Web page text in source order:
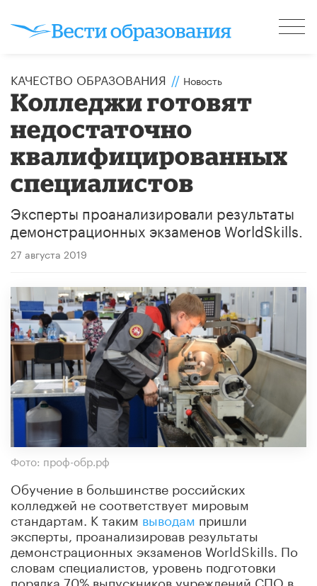
КАЧЕСТВО ОБРАЗОВАНИЯ // Новость
Колледжи готовят
недостаточно
квалифицированных
специалистов
Эксперты проанализировали результаты
демонстрационных экзаменов WorldSkills.
27 августа 2019
Фото: проф-обр.рф
Обучение в большинстве российских
колледжей не соответствует мировым
стандартам. К таким выводам пришли
эксперты, проанализировав результаты
демонстрационных экзаменов WorldSkills. По
словам специалистов, уровень подготовки
порядка 70% выпускников учреждений СПО в